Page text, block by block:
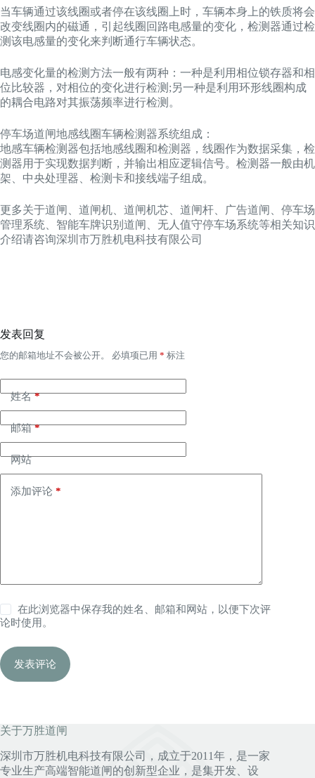
当车辆通过该线圈或者停在该线圈上时，车辆本身上的铁质将会
改变线圈内的磁通，引起线圈回路电感量的变化，检测器通过检
测该电感量的变化来判断通行车辆状态。
电感变化量的检测方法一般有两种：一种是利用相位锁存器和相
位比较器，对相位的变化进行检测;另一种是利用环形线圈构成
的耦合电路对其振荡频率进行检测。
停车场道闸地感线圈车辆检测器系统组成：
地感车辆检测器包括地感线圈和检测器，线圈作为数据采集，检
测器用于实现数据判断，并输出相应逻辑信号。检测器一般由机
架、中央处理器、检测卡和接线端子组成。
更多关于道闸、道闸机、道闸机芯、道闸杆、广告道闸、停车场
管理系统、智能车牌识别道闸、无人值守停车场系统等相关知识
介绍请咨询深圳市万胜机电科技有限公司
发表回复
您的邮箱地址不会被公开。 必填项已用 * 标注
姓名*
邮箱*
网站
添加评论 *
在此浏览器中保存我的姓名、邮箱和网站，以便下次评
论时使用。
发表评论
关于万胜道闸
深圳市万胜机电科技有限公司，成立于2011年，是一家
专业生产高端智能道闸的创新型企业，是集开发、设